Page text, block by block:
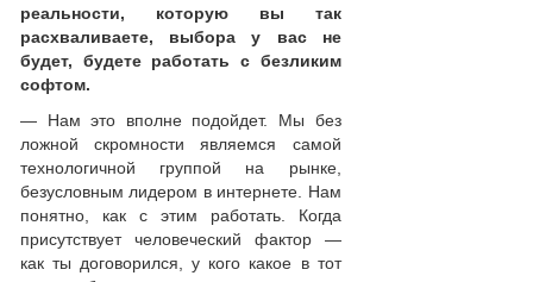
реальности, которую вы так
расхваливаете, выбора у вас не
будет, будете работать с безликим
софтом.
— Нам это вполне подойдет. Мы без
ложной скромности являемся самой
технологичной группой на рынке,
безусловным лидером в интернете. Нам
понятно, как с этим работать. Когда
присутствует человеческий фактор —
как ты договорился, у кого какое в тот